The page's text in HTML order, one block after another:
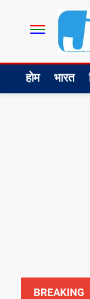
होम भारत
BREAKING